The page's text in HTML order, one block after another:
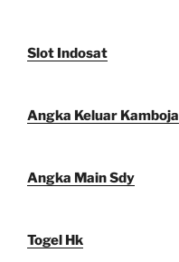
Slot Indosat
Angka Keluar Kamboja
Angka Main Sdy
Togel Hk